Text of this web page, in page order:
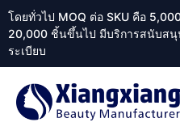
โดยทั่วไป MOQ ต่อ SKU คือ
20,000 ชิ้นขึ้นไป มีบริการสนับส
ระเบียบ